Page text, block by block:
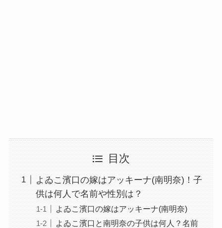
目次
よゐこ濱口の嫁はアッキーナ(南明奈)！子
供は何人で名前や性別は？
よゐこ濱口の嫁はアッキーナ(南明奈)
よゐこ濱口と南明奈の子供は何人？名前